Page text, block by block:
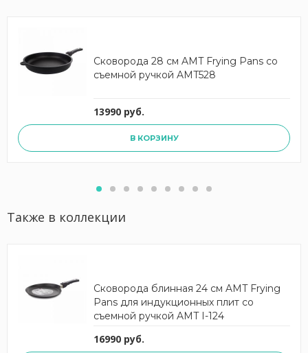
Сковорода 28 см AMT Frying Pans со
съемной ручкой AMT528
13990 руб.
В КОРЗИНУ
Также в коллекции
Сковорода блинная 24 см AMT Frying
Pans для индукционных плит со
съемной ручкой AMT I-124
16990 руб.